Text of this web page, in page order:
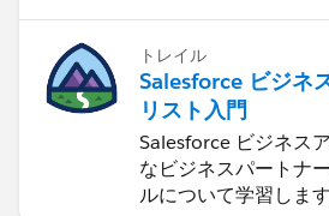
トレイル
Salesforce ビジネ
リスト入門
Salesforce ビジネス
なビジネスパートナ
ルについて学習します